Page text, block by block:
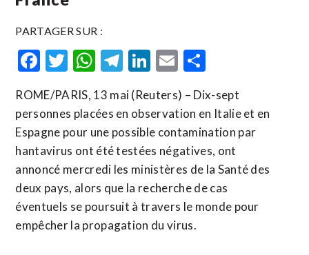
PARTAGER SUR :
Facebook
Twitter
WhatsApp
Telegram
LinkedIn
Email
ROME/PARIS, 13 mai (Reuters) – Dix-sept
personnes placées en observation en Italie et en
Espagne pour une possible contamination par
hantavirus ont été testées négatives, ont
annoncé mercredi les ministères de la Santé des
deux pays, alors que la recherche de cas
éventuels se poursuit à travers le monde pour
empêcher la propagation du virus.